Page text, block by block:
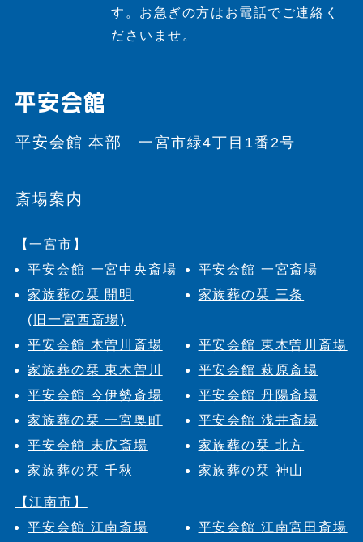
す。 お急ぎの方はお電話でご連絡く
ださいませ。
平安会館 本部 一宮市緑4丁目1番2号
斎場案内
【一宮市】
平安会館 一宮中央斎場
平安会館 一宮斎場
家族葬の栞 開明
(旧一宮西斎場)
家族葬の栞 三条
平安会館 木曽川斎場
平安会館 東木曽川斎場
家族葬の栞 東木曽川
平安会館 萩原斎場
平安会館 今伊勢斎場
平安会館 丹陽斎場
家族葬の栞 一宮奥町
平安会館 浅井斎場
平安会館 末広斎場
家族葬の栞 北方
家族葬の栞 千秋
家族葬の栞 神山
【江南市】
平安会館 江南斎場
平安会館 江南宮田斎場